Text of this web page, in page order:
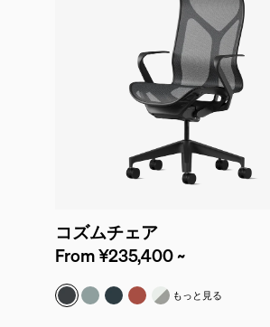
コズムチェア
From ¥235,400 ~
グラファイト
グレイシャー
ナイトフォール
キャニオン
ホワイト＆ミネラ
もっと見る